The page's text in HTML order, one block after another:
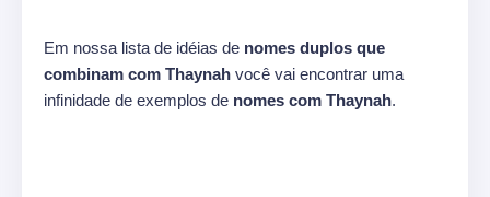
Em nossa lista de idéias de nomes duplos que
combinam com Thaynah você vai encontrar uma
infinidade de exemplos de nomes com Thaynah.